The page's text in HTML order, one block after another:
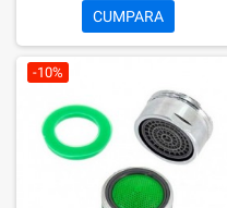
CUMPARA
-10%